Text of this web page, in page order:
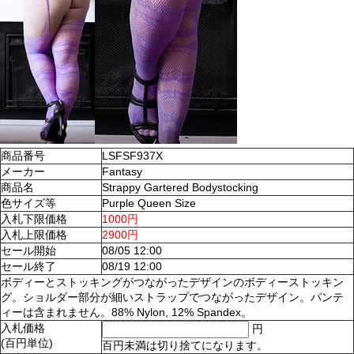
商品番号
LSFSF937X
メーカー
Fantasy
商品名
Strappy Gartered Bodystocking
色サイズ等
Purple Queen Size
入札下限価格
1000円
入札上限価格
2900円
セール開始
08/05 12:00
セール終了
08/19 12:00
ボディーとストッキングがつながったデザインのボディーストッキン
グ。ショルダー部分が細いストラップでつながったデザイン。パンテ
ィーは含まれません。88% Nylon, 12% Spandex。
入札価格
(百円単位)
円
百円未満は切り捨てになります。